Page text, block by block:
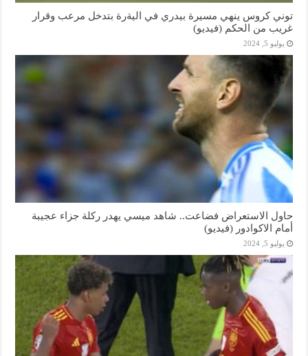
توني كروس ينهي مسيرة بيدري في اليةرة بتدخل مرعب وقرار
غريب من الحكم (فيديو)
يوليو 5, 2024
حاول الاستعراض فضاعت.. شاهد ميسي يهدر ركلة جزاء عجيبة
أمام الاكوادور (فيديو)
يوليو 5, 2024